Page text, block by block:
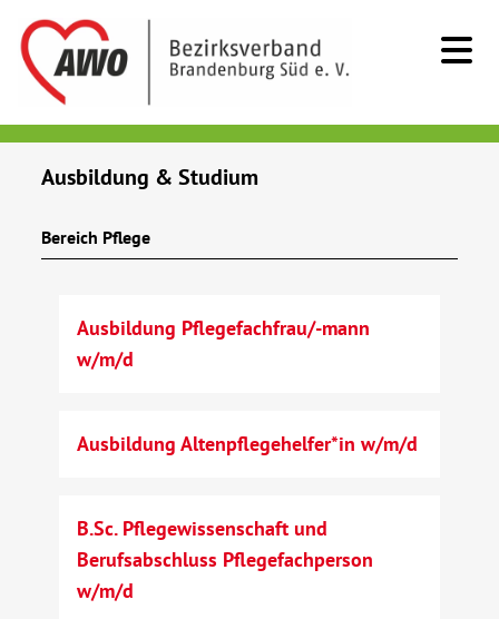
Beratung & Hilfe
Über uns
Veranstaltungen
Ausbildung & Studium
Bereich Pflege
Ausbildung Pflegefachfrau/-mann
w/m/d
Ausbildung Altenpflegehelfer*in w/m/d
B.Sc. Pflegewissenschaft und
Berufsabschluss Pflegefachperson
w/m/d